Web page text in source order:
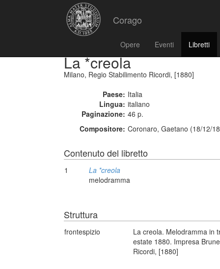
Corago
Opere Eventi Libretti
La *creola
Milano, Regio Stabilimento Ricordi, [1880]
Paese: Italia
Lingua: italiano
Paginazione: 46 p.
Compositore: Coronaro, Gaetano (18/12/
Contenuto del libretto
1
La *creola
melodramma
Struttura
frontespizio
La creola. Melodramma in
estate 1880. Impresa
Ricordi, [1880]